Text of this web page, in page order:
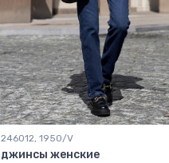
246012, 1950/V
джинсы женские